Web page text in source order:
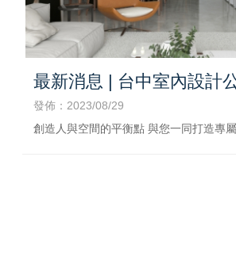
最新消息 | 台中室內設計
內設計公司
發佈：2023/08/29
創造人與空間的平衡點 與您一同打造專